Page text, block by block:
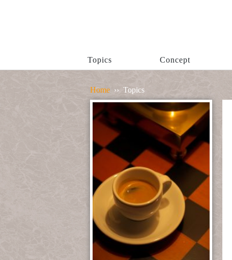
Topics Concept
Home ›› Topics